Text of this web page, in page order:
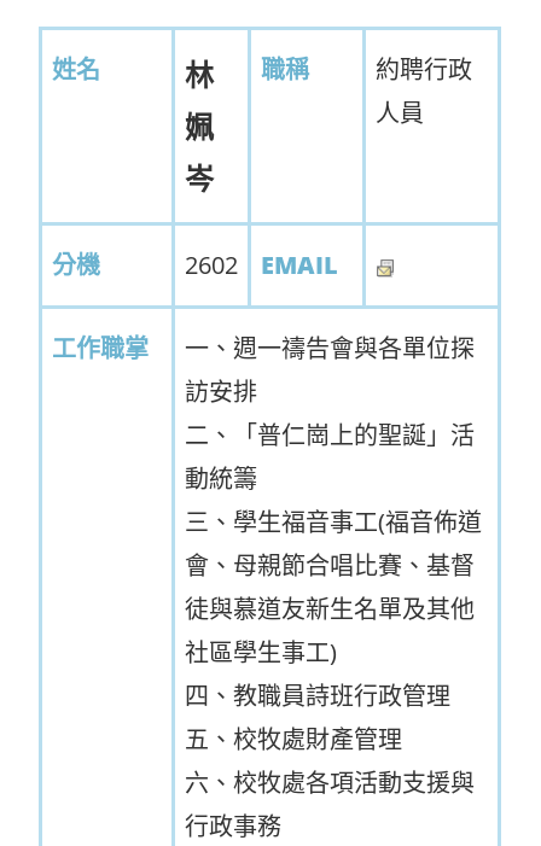
姓名
林
姵
岑
職稱
約聘行政
人員
分機 2602 EMAIL
工作職掌
一、週一禱告會與各單位探
訪安排
二、「普仁崗上的聖誕」活
動統籌
三、學生福音事工(福音佈道
會、母親節合唱比賽、基督
徒與慕道友新生名單及其他
社區學生事工)
四、教職員詩班行政管理
五、校牧處財產管理
六、校牧處各項活動支援與
行政事務